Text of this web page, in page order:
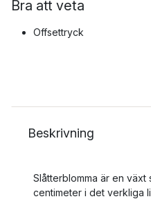
Bra att veta
Offsettryck
Beskrivning
Slåtterblomma är en växt
centimeter i det verkliga